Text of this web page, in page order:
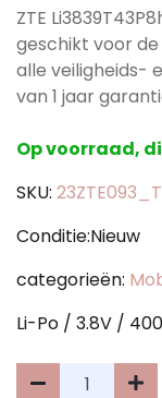
ZTE
geschikt voor de
alle veiligheids-
van 1 jaar
Op voorraad,
SKU:
Conditie:Nieuw
categorieën:
Li-Po / 3.8V /